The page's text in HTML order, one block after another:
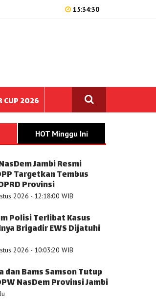
15:34:30
CUP 2026
HOT Minggu Ini
Jambi Resmi
Targetkan Tembus
Provinsi
2026 - 12:18:00 WIB
Polisi Terlibat Kasus
Brigadir EWS Dijatuhi
2026 - 10:03:20 WIB
dan Bams Samson Tutup
NasDem Provinsi Jambi